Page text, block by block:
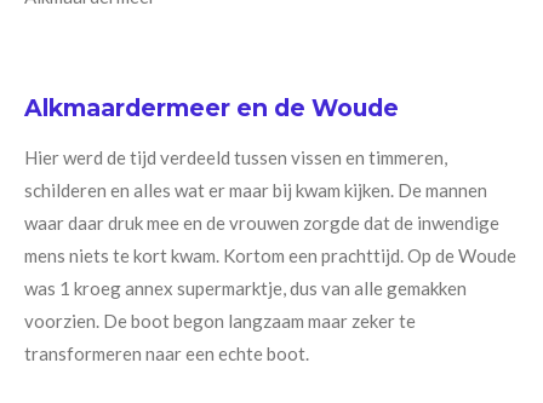
Alkmaardermeer en de Woude
Hier werd de tijd verdeeld tussen vissen en timmeren,
schilderen en alles wat er maar bij kwam kijken. De mannen
waar daar druk mee en de vrouwen zorgde dat de inwendige
mens niets te kort kwam. Kortom een prachttijd. Op de Woude
was 1 kroeg annex supermarktje, dus van alle gemakken
voorzien. De boot begon langzaam maar zeker te
transformeren naar een echte boot.